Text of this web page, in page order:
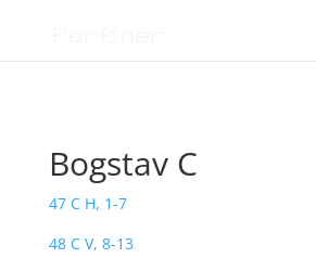
Bogstav C
47 C H, 1-7
48 C V, 8-13